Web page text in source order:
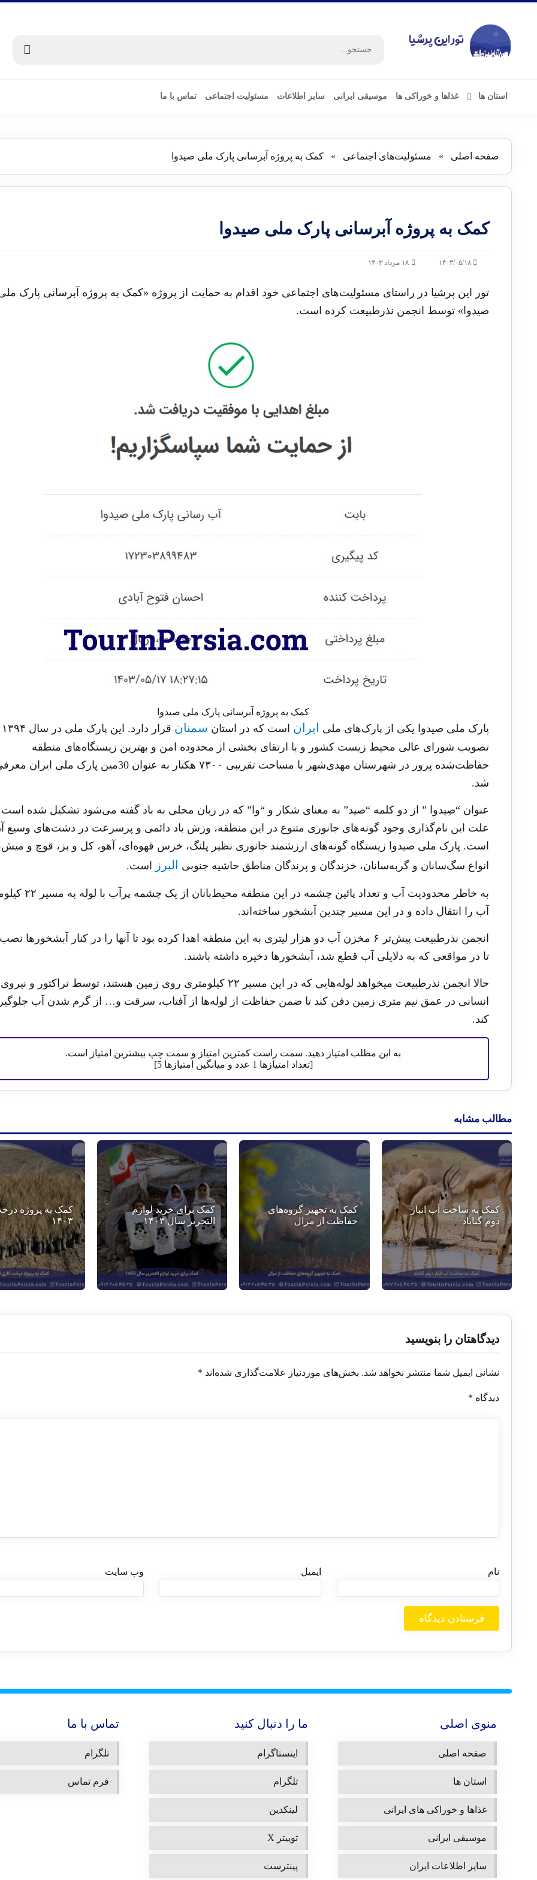
استان ها غذاها و خوراکی ها موسیقی ایرانی سایر اطلاعات مسئولیت اجتماعی تماس با ما
صفحه اصلی » مسئولیت‌های اجتماعی » کمک به پروژه آبرسانی پارک ملی صیدوا
کمک به پروژه آبرسانی پارک ملی صیدوا
۱۴۰۳/۰۵/۱۸ ۱۸ مرداد ۱۴۰۳
تور این پرشیا در راستای مسئولیت‌های اجتماعی خود اقدام به حمایت از پروژه «کمک به پروژه آبرسانی پارک
صیدوا» توسط انجمن نذرطبیعت کرده است.
کمک به پروژه آبرسانی پارک ملی صیدوا
پارک ملی صیدوا یکی از پارک‌های ملی ایران است که در استان سمنان
تصویب شورای عالی محیط زیست کشور و با ارتقای بخشی از محدوده امن و بهترین زیستگاه‌های منطقه
حفاظت‌شده پرور در شهرستان مهدی‌شهر با مساحت تقریبی ۷۳۰۰ هکتار به عنوان 30مین پارک ملی ایران
شد.
عنوان “صِیدوا ” از دو کلمه “صید” به معنای شکار و “وا” که در زبان محلی به باد گفته می‌شود تشکیل شده
علت این نام‌گذاری وجود گونه‌های جانوری متنوع در این منطقه، وزش باد دائمی و پرسرعت در دشت‌های وسیع
است. پارک ملی صیدوا زیستگاه گونه‌های ارزشمند جانوری نظیر پلنگ، خرس قهوه‌ای، آهو، کل و بز، قوچ و
انواع سگ‌سانان و گربه‌سانان، خزندگان و پرندگان مناطق حاشیه جنوبی
البرز است.
به خاطر محدودیت آب و تعداد پائین چشمه در این
آب را انتقال داده و در این مسیر چندین آبشخور ساخته‌اند.
انجمن نذرطبیعت پیش‌تر ۶ مخزن آب دو هزار لیتری به این منطقه اهدا کرده بود تا آنها را در کنار آبشخورها
تا در مواقعی که به دلایلی آب قطع شد، آبشخورها دخیره داشته باشند.
حالا انجمن نذرطبیعت میخواهد لوله‌هایی که در این مسیر ۲۲ کیلومتری روی زمین هستند، توسط تراکتور و نیروی
انسانی در عمق نیم متری زمین دفن کند تا ضمن حفاظت از لوله‌ها از آفتاب، سرقت و… از گرم شدن آب
کند.
به این مطلب امتیاز دهید. سمت راست کمترین امتیاز و سمت چپ بیشترین امتیاز است.
[تعداد امتیازها 1 عدد و میانگین امتیازها5
]
مطالب مشابه
کمک به ساخت آب انبار
دوم گناباد
کمک به تجهیز گروه‌های
حفاظت از مرال
کمک برای خرید لوازم
التحریر سال ۱۴۰۳
کمک به پروژه
۱۴۰۳
دیدگاهتان را بنویسید
نشانی ایمیل شما منتشر نخواهد شد. بخش‌های موردنیاز علامت‌گذاری شده‌اند *
دیدگاه *
نام ایمیل وب‌ سایت
منوی اصلی
صفحه اصلی
استان ها
غذاها و خوراکی های ایرانی
موسیقی ایرانی
سایر اطلاعات ایران
ما را دنبال کنید
اینستاگرام
تلگرام
لینکدین
توییتر X
پینترست
تماس با ما
تلگرام
فرم تماس